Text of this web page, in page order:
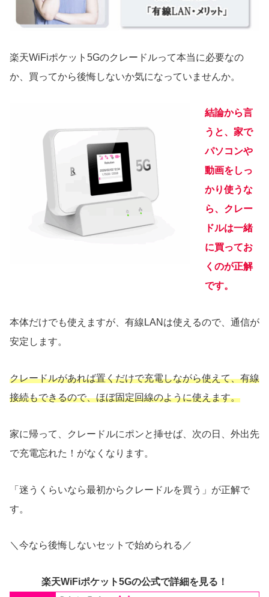
楽天WiFiポケット5Gのクレードルって本当に必要なの
か、買ってから後悔しないか気になっていませんか。
結論から言
うと、家で
パソコンや
動画をしっ
かり使うな
ら、クレー
ドルは一緒
に買ってお
くのが正解
です。
本体だけでも使えますが、有線LANは使えるので、通信が
安定します。
クレードルがあれば置くだけで充電しながら使えて、有線
接続もできるので、ほぼ固定回線のように使えます。
家に帰って、クレードルにポンと挿せば、次の日、外出先
で充電忘れた！がなくなります。
「迷うくらいなら最初からクレードルを買う」が正解で
す。
＼今なら後悔しないセットで始められる／
楽天WiFiポケット5Gの公式で詳細を見る！